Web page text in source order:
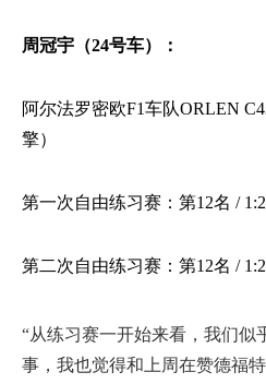
周冠宇（24号车）：
阿尔法罗密欧F1车队ORLEN
擎）
第一次自由练习赛：第12名 /
第二次自由练习赛：第12名 /
“从练习赛一开始来看，我们似
事，我也觉得和上周在赞德福